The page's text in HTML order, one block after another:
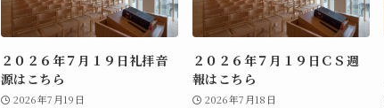
２０２６年７月１９日礼拝音
源はこちら
2026年7月19日
２０２６年７月１９日ＣＳ週
報はこちら
2026年7月18日